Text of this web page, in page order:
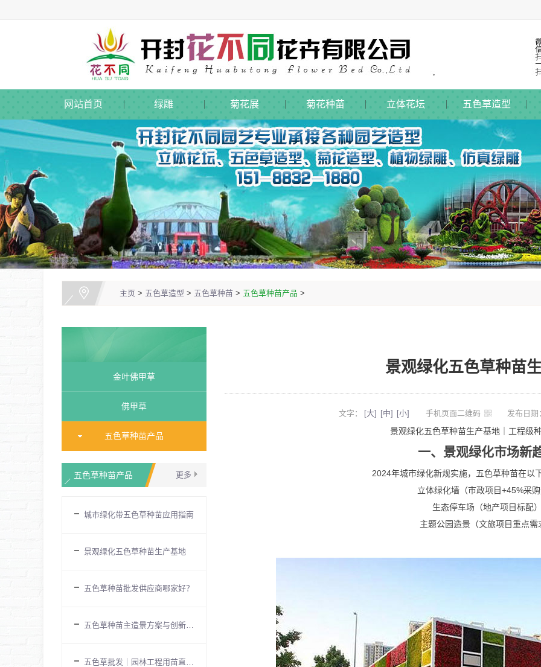
网站首页 绿雕 菊花展 菊花种苗 立体花坛 五色草造型
主页 > 五色草造型 > 五色草种苗 > 五色草种苗产品 >
金叶佛甲草
佛甲草
五色草种苗产品
更多
五色草种苗产品
城市绿化带五色草种苗应用指南
景观绿化五色草种苗生产基地
五色草种苗批发供应商哪家好？
五色草种苗主造景方案与创新应用实
五色草批发｜园林工程用苗直供基地
景观绿化五色草种苗
文字： [大] [中] [小] 手机页面二维码 发布日
景观绿化五色草种苗生产基地｜工程级
一、景观绿化市场新
2024年城市绿化新规实施，五色草种苗在以
立体绿化墙（市政项目+45%采
生态停车场（地产项目标配
主题公园造景（文旅项目重点需